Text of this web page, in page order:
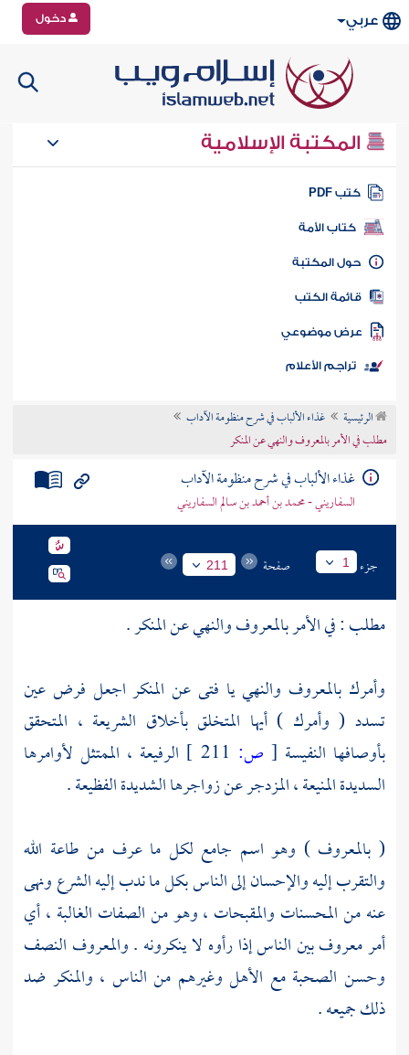
عربي دخول
المكتبة الإسلامية
كتب PDF
كتاب الأمة
المكتبة
الكتب
موضوعي
تراجم الأعلام
الرئيسية
غذاء الألباب في شرح منظومة الآداب
مطلب في الأمر بالمعروف والنهي عن المنكر
غذاء الألباب في شرح منظومة الآداب
السفاريني - محمد بن أحمد بن سالم السفاريني
جزء 1 صفحة 211
مطلب : في الأمر بالمعروف والنهي عن المنكر .
وأمرك بالمعروف والنهي يا فتى عن المنكر اجعل فرض عين
تسدد ( وأمرك ) أيها المتخلق بأخلاق الشريعة ، المتحقق
بأوصافها النفيسة [ ص:
الرفيعة ، الممتثل لأوامرها
السديدة المنيعة ، المزدجر عن زواجرها الشديدة الفظيعة .
( بالمعروف ) وهو اسم جامع لكل ما عرف من طاعة الله
والتقرب إليه والإحسان إلى الناس بكل ما ندب إليه الشرع ونهى
عنه من المحسنات والمقبحات ، وهو من الصفات الغالبة ، أي
أمر معروف بين الناس إذا رأوه لا ينكرونه . والمعروف النصف
وحسن الصحبة مع الأهل وغيرهم من الناس ، والمنكر ضد
ذلك جميعه .